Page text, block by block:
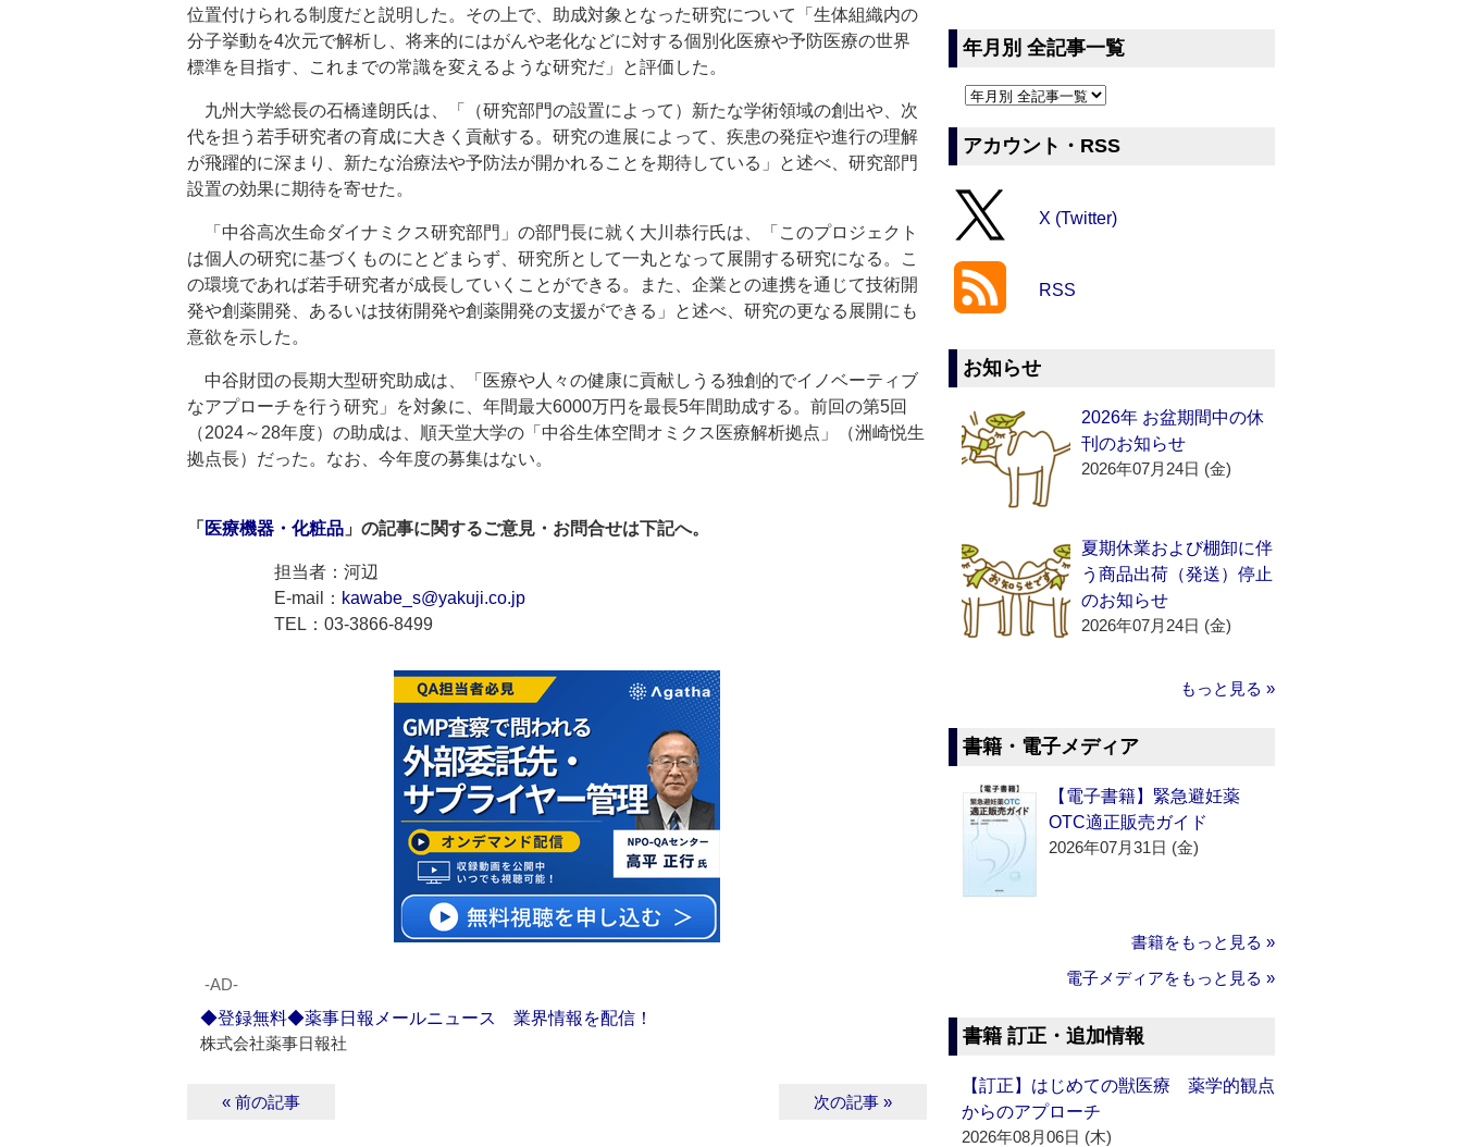
位置付けられる制度だと説明した。その上で、助成対象となった研究について「生体組織内の
分子挙動を4次元で解析し、将来的にはがんや老化などに対する個別化医療や予防医療の世界
標準を目指す、これまでの常識を変えるような研究だ」と評価した。
九州大学総長の石橋達朗氏は、「（研究部門の設置によって）新たな学術領域の創出や、次
代を担う若手研究者の育成に大きく貢献する。研究の進展によって、疾患の発症や進行の理解
が飛躍的に深まり、新たな治療法や予防法が開かれることを期待している」と述べ、研究部門
設置の効果に期待を寄せた。
「中谷高次生命ダイナミクス研究部門」の部門長に就く大川恭行氏は、「このプロジェクト
は個人の研究に基づくものにとどまらず、研究所として一丸となって展開する研究になる。こ
の環境であれば若手研究者が成長していくことができる。また、企業との連携を通じて技術開
発や創薬開発、あるいは技術開発や創薬開発の支援ができる」と述べ、研究の更なる展開にも
意欲を示した。
中谷財団の長期大型研究助成は、「医療や人々の健康に貢献しうる独創的でイノベーティブ
なアプローチを行う研究」を対象に、年間最大6000万円を最長5年間助成する。前回の第5回
（2024～28年度）の助成は、順天堂大学の「中谷生体空間オミクス医療解析拠点」（洲崎悦生
拠点長）だった。なお、今年度の募集はない。
「 医療機器・化粧品 」の記事に関するご意見・お問合せは下記へ。
担当者：河辺
E-mail： kawabe_s@yakuji.co.jp
TEL：03-3866-8499
‐AD‐
◆登録無料◆薬事日報メールニュース 業界情報を配信！
株式会社薬事日報社
« 前の記事 次の記事 »
年月別 全記事一覧
アカウント・RSS
X (Twitter)
RSS
お知らせ
2026年 お盆期間中の休
刊のお知らせ
2026年07月24日 (金)
夏期休業および棚卸に伴
う商品出荷（発送）停止
のお知らせ
2026年07月24日 (金)
もっと見る »
書籍・電子メディア
【電子書籍】緊急避妊薬
OTC適正販売ガイド
2026年07月31日 (金)
書籍をもっと見る »
電子メディアをもっと見る »
書籍 訂正・追加情報
【訂正】はじめての獣医療 薬学的観点
からのアプローチ
2026年08月06日 (木)